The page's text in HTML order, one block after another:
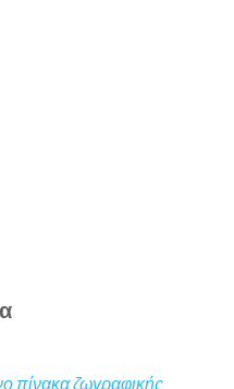
πίνακα ζωγραφικής